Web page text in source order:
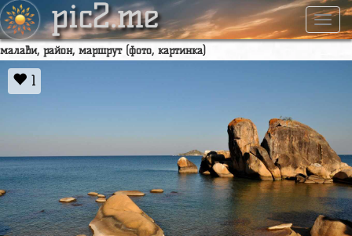
pic2.me
малави, район, маршрут (фото, картинка)
1